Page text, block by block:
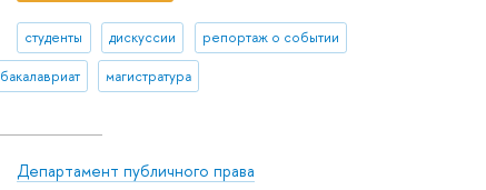
студенты дискуссии репортаж о событии
бакалавриат магистратура
Департамент публичного права